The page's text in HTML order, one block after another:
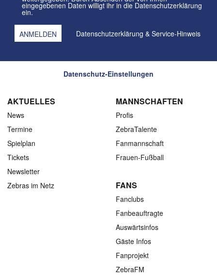
eingegebenen Daten willigt ihr in die Datenschutzerklärung
ein.
Datenschutzerklärung & Service-Hinweis
Datenschutz-Einstellungen
AKTUELLES
News
Termine
Spielplan
Tickets
Newsletter
Zebras im Netz
MANNSCHAFTEN
Profis
ZebraTalente
Fanmannschaft
Frauen-Fußball
FANS
Fanclubs
Fanbeauftragte
Auswärtsinfos
Gäste Infos
Fanprojekt
ZebraFM